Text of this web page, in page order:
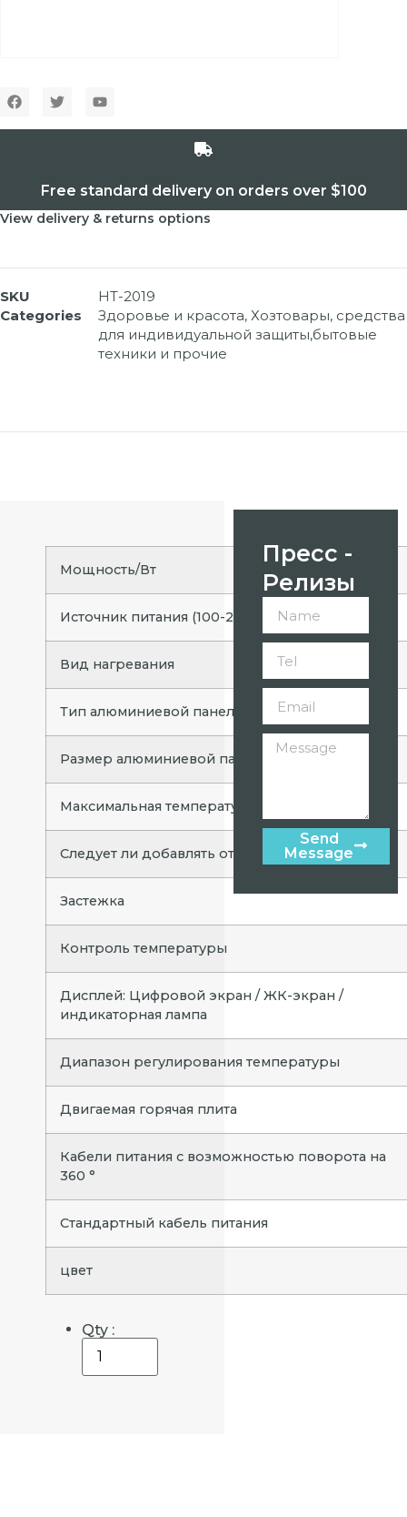
Free standard delivery on orders over $100
View delivery & returns options
SKU
HT-2019
Categories
Здоровье и красота, Хозтовары, средства
для индивидуальной защиты,бытовые
техники и прочие
Мощность/Вт
Источник питания (100-240 В ~ 50/60 Гц)
Вид нагревания
Тип алюминиевой панели
Размер алюминиевой панели / мм
Максимальная температура (℃/℉)
Следует ли добавлять отрицательные ионы
Застежка
Контроль температуры
Дисплей: Цифровой экран / ЖК-экран /
индикаторная лампа
Диапазон регулирования температуры
Двигаемая горячая плита
Кабели питания с возможностью поворота на
360 °
Стандартный кабель питания
цвет
Qty :
Пресс -
Релизы
Send
Message